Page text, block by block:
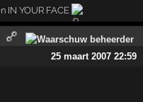
IN YOUR FACE
25 maart 2007 22:59